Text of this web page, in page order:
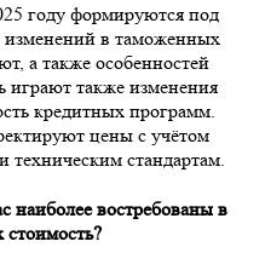
году формируются под
изменений в таможенных
а также особенностей
играют также изменения
кредитных программ.
цены с учётом
стандартам.
наиболее востребованы в
стоимость?